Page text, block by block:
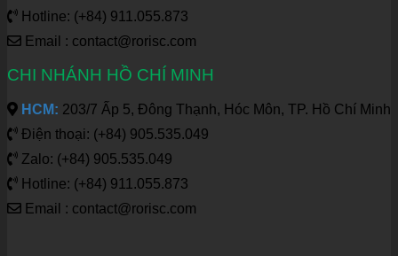
Hotline: (+84) 911.055.873
Email : contact@rorisc.com
CHI NHÁNH HỒ CHÍ MINH
HCM: 203/7 Ấp 5, Đông Thạnh, Hóc Môn, TP. Hồ Chí Minh
Điện thoại: (+84) 905.535.049
Zalo: (+84) 905.535.049
Hotline: (+84) 911.055.873
Email : contact@rorisc.com